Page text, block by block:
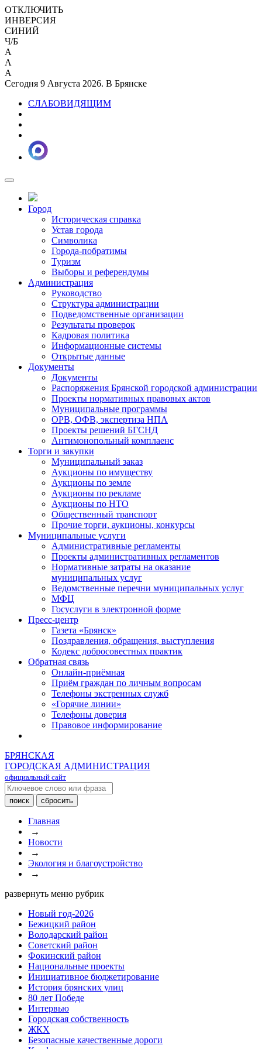
ОТКЛЮЧИТЬ
ИНВЕРСИЯ
СИНИЙ
Ч/Б
A
A
A
Сегодня 9 Августа 2026. В Брянске
СЛАБОВИДЯЩИМ
Город
Историческая справка
Устав города
Символика
Города-побратимы
Туризм
Выборы и референдумы
Администрация
Руководство
Структура администрации
Подведомственные организации
Результаты проверок
Кадровая политика
Информационные системы
Открытые данные
Документы
Документы
Распоряжения Брянской городской администрации
Проекты нормативных правовых актов
Муниципальные программы
ОРВ, ОФВ, экспертиза НПА
Проекты решений БГСНД
Антимонопольный комплаенс
Торги и закупки
Муниципальный заказ
Аукционы по имуществу
Аукционы по земле
Аукционы по рекламе
Аукционы по НТО
Общественный транспорт
Прочие торги, аукционы, конкурсы
Муниципальные услуги
Административные регламенты
Проекты административных регламентов
Нормативные затраты на оказание
муниципальных услуг
Ведомственные перечни муниципальных услуг
МФЦ
Госуслуги в электронной форме
Пресс-центр
Газета «Брянск»
Поздравления, обращения, выступления
Кодекс добросовестных практик
Обратная связь
Онлайн-приёмная
Приём граждан по личным вопросам
Телефоны экстренных служб
«Горячие линии»
Телефоны доверия
Правовое информирование
БРЯНСКАЯ
ГОРОДСКАЯ АДМИНИСТРАЦИЯ
официальный сайт
Главная
→
Новости
→
Экология и благоустройство
→
развернуть меню рубрик
Новый год-2026
Бежицкий район
Володарский район
Советский район
Фокинский район
Национальные проекты
Инициативное бюджетирование
История брянских улиц
80 лет Победе
Интервью
Городская собственность
ЖКХ
Безопасные качественные дороги